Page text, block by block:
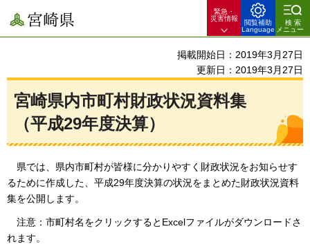
宮崎県
緊急・
災害情報
閲覧補助
Language
検索
メニュー
掲載開始日：2019年3月27日
更新日：2019年3月27日
宮崎県内市町村財政状況資料集
（平成29年度決算）
県では、県内市町村が皆様に分かりやすく財政状況をお知らせす
るために作成した、平成29年度決算の状況をまとめた財政状況資料
集を公開します。
注意： 市町村名をクリックするとExcelファイルがダウンロードさ
れます。